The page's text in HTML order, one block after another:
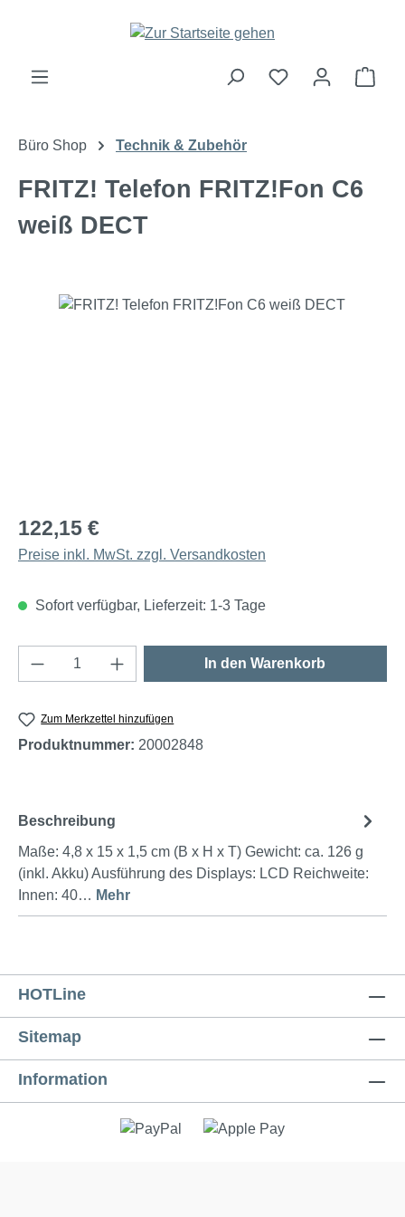
Zum Hauptinhalt springen
Büro Shop Technik & Zubehör
FRITZ! Telefon FRITZ!Fon C6
weiß DECT
Bildergalerie überspringen
122,15 €
Preise inkl. MwSt. zzgl. Versandkosten
Sofort verfügbar, Lieferzeit: 1-3 Tage
Produkt Anzahl: Gib den gewünschten
In den Warenkorb
Zum Merkzettel hinzufügen
Produktnummer: 20002848
Beschreibung
Maße: 4,8 x 15 x 1,5 cm (B x H x T) Gewicht: ca. 126 g
(inkl. Akku) Ausführung des Displays: LCD Reichweite:
Innen: 40… Mehr
HOTLine
Sitemap
Information